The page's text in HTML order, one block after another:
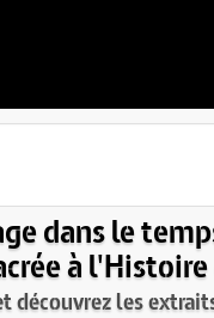
dans le
à l'Histoire
découvrez les